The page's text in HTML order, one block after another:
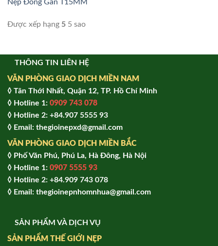
Nẹp Đồng Gân T15MM
Được xếp hạng 55 sao
THÔNG TIN LIÊN HỆ
VĂN PHÒNG GIAO DỊCH MIỀN NAM
◊ Tân Thới Nhất, Quận 12, TP. Hồ Chí Minh
◊ Hotline 1: 0909 743 078
◊ Hotline 2: +84.907 5555 93
◊ Email: thegioinepxd@gmail.com
VĂN PHÒNG GIAO DỊCH MIỀN BẮC
◊ Phố Văn Phú, Phú La, Hà Đông, Hà Nội
◊ Hotline 1: 0907 5555 93
◊ Hot line 2: +84.909 743 078
◊ Email: thegioinepnhomnhua@gmail.com
SẢN PHẨM VÀ DỊCH VỤ
SẢN PHẨM THẾ GIỚI NẸP